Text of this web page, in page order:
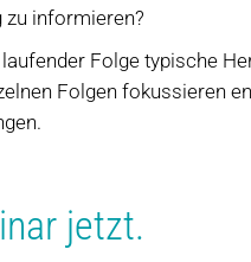
zu informieren?
Folge typische
Folgen fokussieren
jetzt.